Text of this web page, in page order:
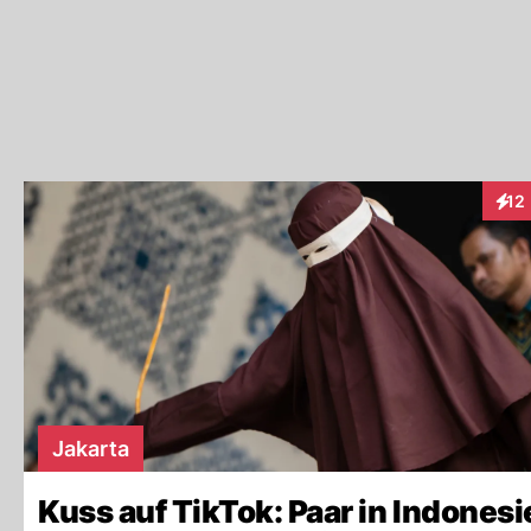
12
Jakarta
Kuss auf TikTok: Paar in